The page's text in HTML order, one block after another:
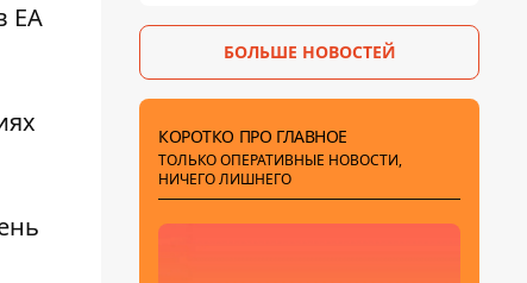
EA
некачественного бензина
БОЛЬШЕ НОВОСТЕЙ
КОРОТКО ПРО ГЛАВНОЕ
ТОЛЬКО ОПЕРАТИВНЫЕ НОВОСТИ,
НИЧЕГО ЛИШНЕГО